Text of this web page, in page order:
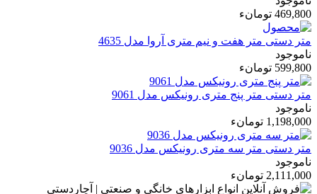
469,800 تومانء
متر دستی متر هفت و نیم متری آروا مدل 4635
ناموجود
599,800 تومانء
متر دستی متر پنج متری رونیکس مدل 9061
ناموجود
1,198,000 تومانء
متر دستی متر سه متری رونیکس مدل 9036
ناموجود
2,111,000 تومانء